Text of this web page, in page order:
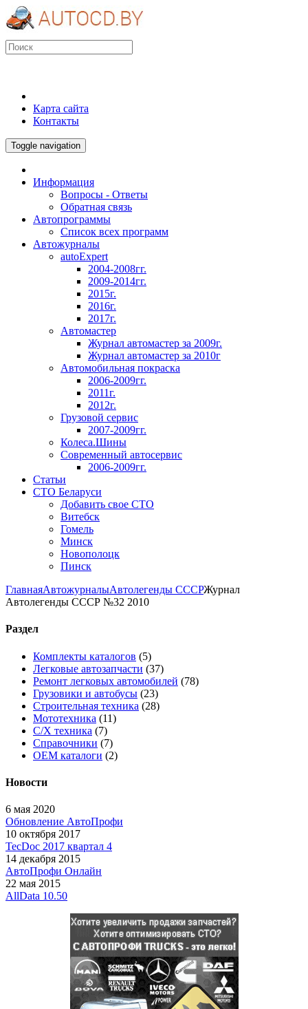
Карта сайта
Контакты
Toggle navigation
Информация
Вопросы - Ответы
Обратная связь
Автопрограммы
Список всех программ
Автожурналы
autoExpert
2004-2008гг.
2009-2014гг.
2015г.
2016г.
2017г.
Автомастер
Журнал автомастер за 2009г.
Журнал автомастер за 2010г
Автомобильная покраска
2006-2009гг.
2011г.
2012г.
Грузовой сервис
2007-2009гг.
Колеса.Шины
Современный автосервис
2006-2009гг.
Статьи
СТО Беларуси
Добавить свое СТО
Витебск
Гомель
Минск
Новополоцк
Пинск
ГлавнаяАвтожурналыАвтолегенды СССРЖурнал
Автолегенды СССР №32 2010
Раздел
Комплекты каталогов (5)
Легковые автозапчасти (37)
Ремонт легковых автомобилей (78)
Грузовики и автобусы (23)
Строительная техника (28)
Мототехника (11)
С/Х техника (7)
Справочники (7)
OEM каталоги (2)
Новости
6 мая 2020
Обновление АвтоПрофи
10 октября 2017
TecDoc 2017 квартал 4
14 декабря 2015
АвтоПрофи Онлайн
22 мая 2015
AllData 10.50